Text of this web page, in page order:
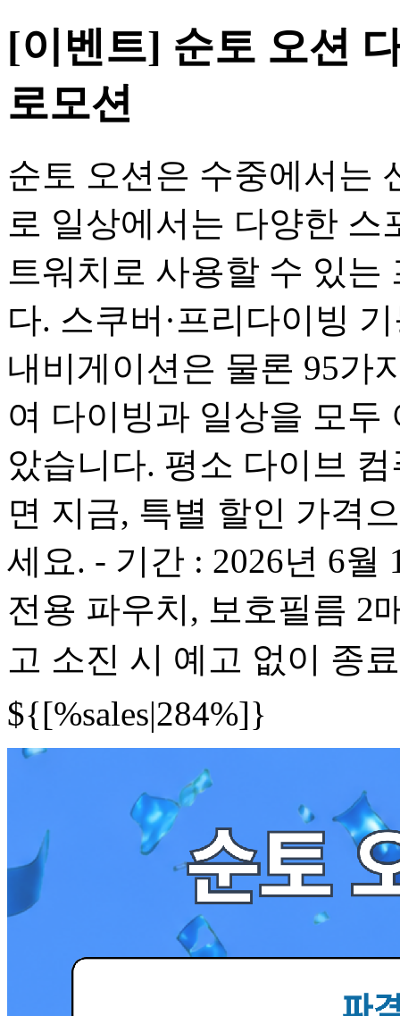
[이벤트] 순토 오션
로모션
순토 오션은 수중에서는
로 일상에서는 다양한 스
트워치로 사용할 수 있는
다. 스쿠버·프리다이빙
내비게이션은 물론 95가
여 다이빙과 일상을 모두
았습니다. 평소 다이브
면 지금, 특별 할인 가격
세요. - 기간 : 2026년 6월
전용 파우치, 보호필름 2
고 소진 시 예고 없이 종
${[%sales|284%]}